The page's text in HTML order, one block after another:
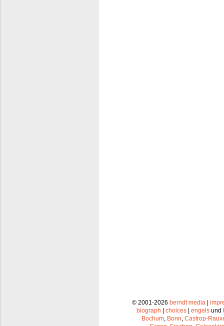
© 2001-2026 berndt media|
biograph
choices engels und
Bochum, Bonn, Castrop-